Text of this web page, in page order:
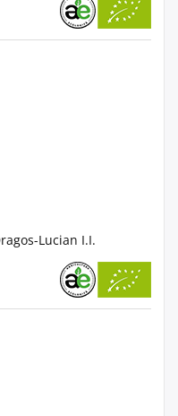
Lucian I.I.